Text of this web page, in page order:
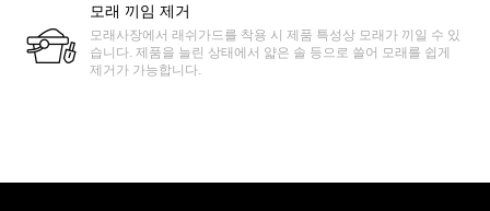
모래 끼임 제거
모래사장에서 래쉬가드를 착용 시 제품 특성상 모래가 끼일 수 있
습니다. 제품을 늘린 상태에서 얇은 솔 등으로 쓸어 모래를 쉽게
제거가 가능합니다.